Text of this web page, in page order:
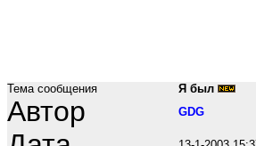
Тема сообщения Я был
Автор GDG